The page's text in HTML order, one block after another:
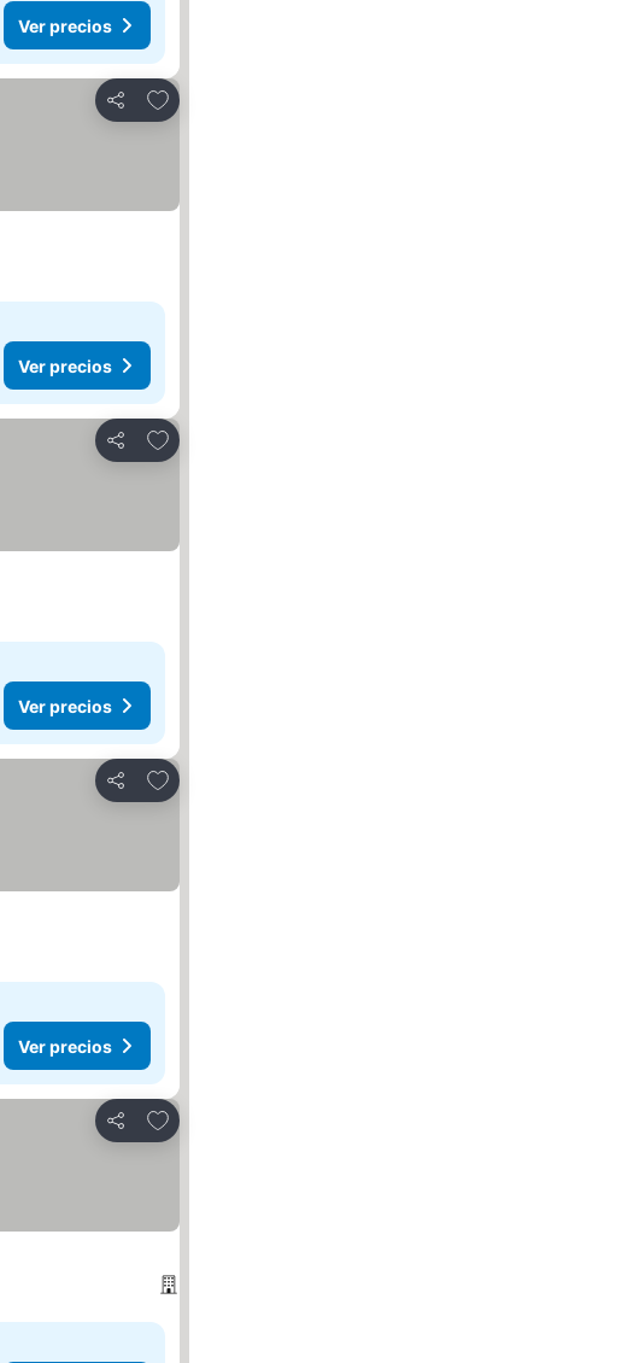
Ver precios
Compartir
Agregar a favoritos
Ver precios
Compartir
Agregar a favoritos
Ver precios
Compartir
Agregar a favoritos
Ver precios
Compartir
Agregar a favoritos